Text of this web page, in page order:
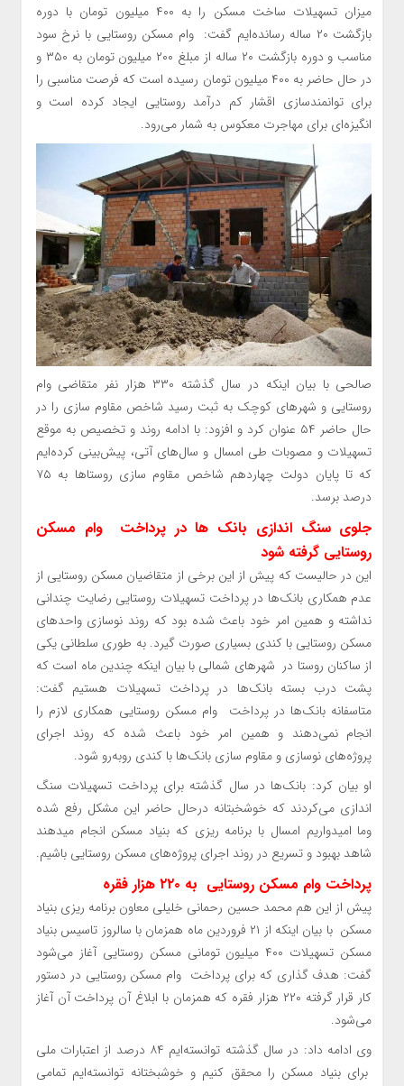
میزان تسهیلات ساخت مسکن را به ۴۰۰ میلیون تومان با دوره
بازگشت ۲۰ ساله رسانده‌ایم گفت: وام مسکن روستایی با نرخ سود
مناسب و دوره بازگشت ۲۰ ساله از مبلغ ۲۰۰ میلیون تومان به ۳۵۰ و
در حال حاضر به ۴۰۰ میلیون تومان رسیده است که فرصت مناسبی را
برای توانمندسازی اقشار کم درآمد روستایی ایجاد کرده است و
انگیزه‌ای برای مهاجرت معکوس به شمار می‌رود.
صالحی با بیان اینکه در سال گذشته ۳۳۰ هزار نفر متقاضی وام
روستایی و شهر‌های کوچک به ثبت رسید شاخص مقاوم سازی را در
حال حاضر ۵۴ عنوان کرد و افزود: با ادامه روند و تخصیص به موقع
تسهیلات و مصوبات طی امسال و سال‌های آتی، پیش‌بینی کرده‌ایم
که تا پایان دولت چهاردهم شاخص مقاوم سازی روستا‌ها به ۷۵
درصد برسد.
جلوی سنگ اندازی بانک ها در پرداخت وام مسکن
روستایی گرفته شود
این در حالیست که پیش از این برخی از متقاضیان مسکن روستایی از
عدم همکاری بانک‌ها در پرداخت تسهیلات روستایی رضایت چندانی
نداشته و همین امر خود باعث شده بود که روند نوسازی واحد‌های
مسکن روستایی با کندی بسیاری صورت گیرد. به طوری سلطانی یکی
از ساکنان روستا در شهر‌های شمالی با بیان اینکه چندین ماه است که
پشت درب بسته بانک‌ها در پرداخت تسهیلات هستیم گفت:
متاسفانه بانک‌ها در پرداخت وام مسکن روستایی همکاری لازم را
انجام نمی‌دهند و همین امر خود باعث شده که روند اجرای
پروژه‌های نوسازی و مقاوم سازی بانک‌ها با کندی رو‌به‌رو شود.
او بیان کرد: بانک‌ها در سال گذشته برای پرداخت تسهیلات سنگ
اندازی می‌کردند که خوشخبتانه درحال حاضر این مشکل رفع شده
وما امیدواریم امسال با برنامه ریزی که بنیاد مسکن انجام میدهند
شاهد بهبود و تسریع در روند اجرای پروژه‌های مسکن روستایی باشیم.
پرداخت وام مسکن روستایی به ۲۲۰ هزار فقره
پیش از این هم محمد حسین رحمانی خلیلی معاون برنامه ریزی بنیاد
مسکن با بیان اینکه از ۲۱ فروردین ماه همزمان با سالروز تاسیس بنیاد
مسکن تسهیلات ۴۰۰ میلیون تومانی مسکن روستایی آغاز می‌شود
گفت: هدف گذاری که برای پرداخت وام مسکن روستایی در دستور
کار قرار گرفته ۲۲۰ هزار فقره که همزمان با ابلاغ آن پرداخت آن آغاز
می‌شود.
وی ادامه داد: در سال گذشته توانسته‌ایم ۸۴ درصد از اعتبارات ملی
برای بنیاد مسکن را محقق کنیم و خوشبختانه توانسته‌ایم تمامی